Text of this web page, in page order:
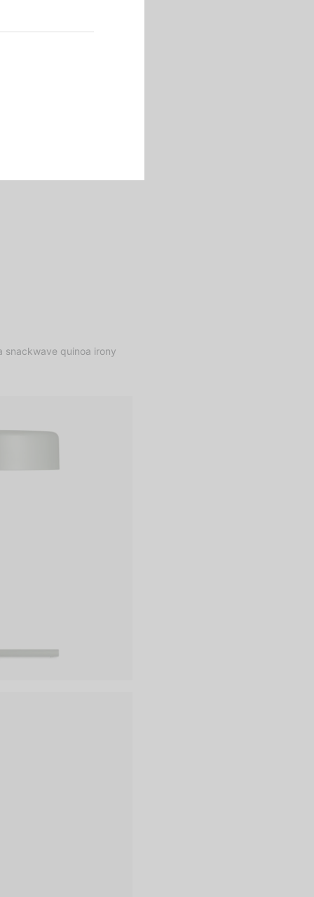
snackwave quinoa irony